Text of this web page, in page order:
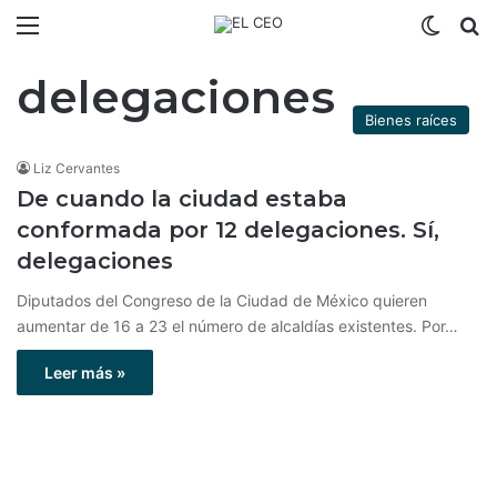
delegaciones Bienes raíces
Liz Cervantes
De cuando la ciudad estaba
conformada por 12 delegaciones. Sí,
delegaciones
Diputados del Congreso de la Ciudad de México quieren
aumentar de 16 a 23 el número de alcaldías existentes. Por…
Leer más »